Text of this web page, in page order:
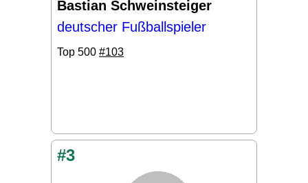
Bastian Schweinsteiger
deutscher Fußballspieler
Top 500 #103
#3